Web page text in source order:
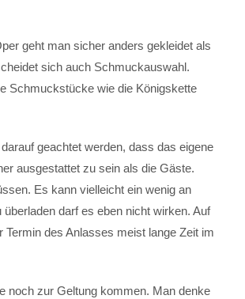
geht man sicher anders gekleidet als
sich auch Schmuckauswahl.
Schmuckstücke wie die Königskette
geachtet werden, dass das eigene
ausgestattet zu sein als die Gäste.
Es kann vielleicht ein wenig an
darf es eben nicht wirken. Auf
des Anlasses meist lange Zeit im
noch zur Geltung kommen. Man denke